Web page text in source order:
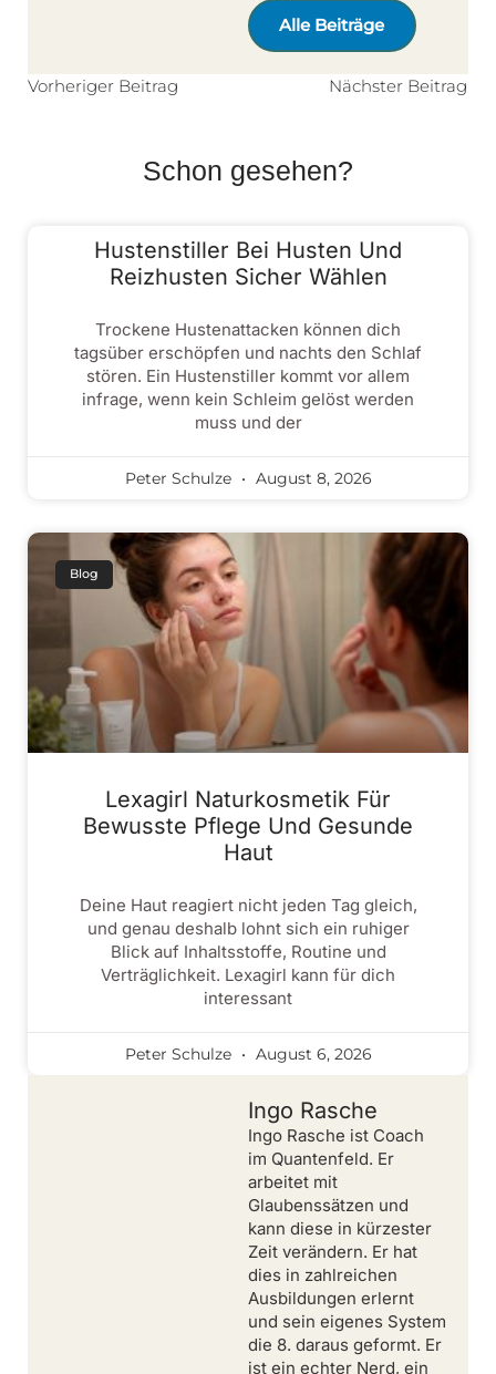
Alle Beiträge
Vorheriger Beitrag Nächster Beitrag
Schon gesehen?
Hustenstiller Bei Husten Und
Reizhusten Sicher Wählen
Trockene Hustenattacken können dich
tagsüber erschöpfen und nachts den Schlaf
stören. Ein Hustenstiller kommt vor allem
infrage, wenn kein Schleim gelöst werden
muss und der
Peter Schulze August 8, 2026
Blog
Lexagirl Naturkosmetik Für
Bewusste Pflege Und Gesunde
Haut
Deine Haut reagiert nicht jeden Tag gleich,
und genau deshalb lohnt sich ein ruhiger
Blick auf Inhaltsstoffe, Routine und
Verträglichkeit. Lexagirl kann für dich
interessant
Peter Schulze August 6, 2026
Ingo Rasche
Ingo Rasche ist Coach
im Quantenfeld. Er
arbeitet mit
Glaubenssätzen und
kann diese in kürzester
Zeit verändern. Er hat
dies in zahlreichen
Ausbildungen erlernt
und sein eigenes System
die 8. daraus geformt. Er
ist ein echter Nerd, ein